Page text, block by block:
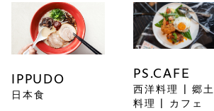
IPPUDO
日本食
PS.CAFE
西洋料理 | 郷土
料理 | カフェ